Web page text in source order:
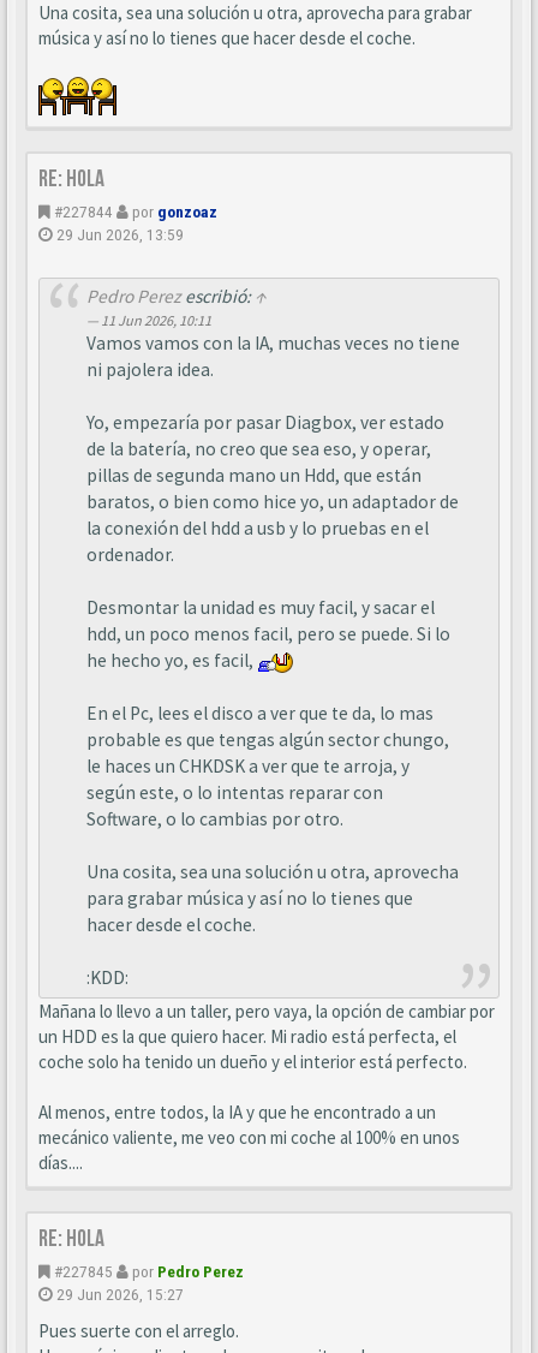
Una cosita, sea una solución u otra, aprovecha para grabar
música y así no lo tienes que hacer desde el coche.
Re: Hola
#227844 por gonzoaz
29 Jun 2026, 13:59
Pedro Perezescribió: ↑
11 Jun 2026, 10:11
Vamos vamos con la IA, muchas veces no tiene
ni pajolera idea.
Yo, empezaría por pasar Diagbox, ver estado
de la batería, no creo que sea eso, y operar,
pillas de segunda mano un Hdd, que están
baratos, o bien como hice yo, un adaptador de
la conexión del hdd a usb y lo pruebas en el
ordenador.
Desmontar la unidad es muy facil, y sacar el
hdd, un poco menos facil, pero se puede. Si lo
he hecho yo, es facil,
En el Pc, lees el disco a ver que te da, lo mas
probable es que tengas algún sector chungo,
le haces un CHKDSK a ver que te arroja, y
según este, o lo intentas reparar con
Software, o lo cambias por otro.
Una cosita, sea una solución u otra, aprovecha
para grabar música y así no lo tienes que
hacer desde el coche.
:KDD:
Mañana lo llevo a un taller, pero vaya, la opción de cambiar por
un HDD es la que quiero hacer. Mi radio está perfecta, el
coche solo ha tenido un dueño y el interior está perfecto.
Al menos, entre todos, la IA y que he encontrado a un
mecánico valiente, me veo con mi coche al 100% en unos
días....
Re: Hola
#227845 por Pedro Perez
29 Jun 2026, 15:27
Pues suerte con el arreglo.